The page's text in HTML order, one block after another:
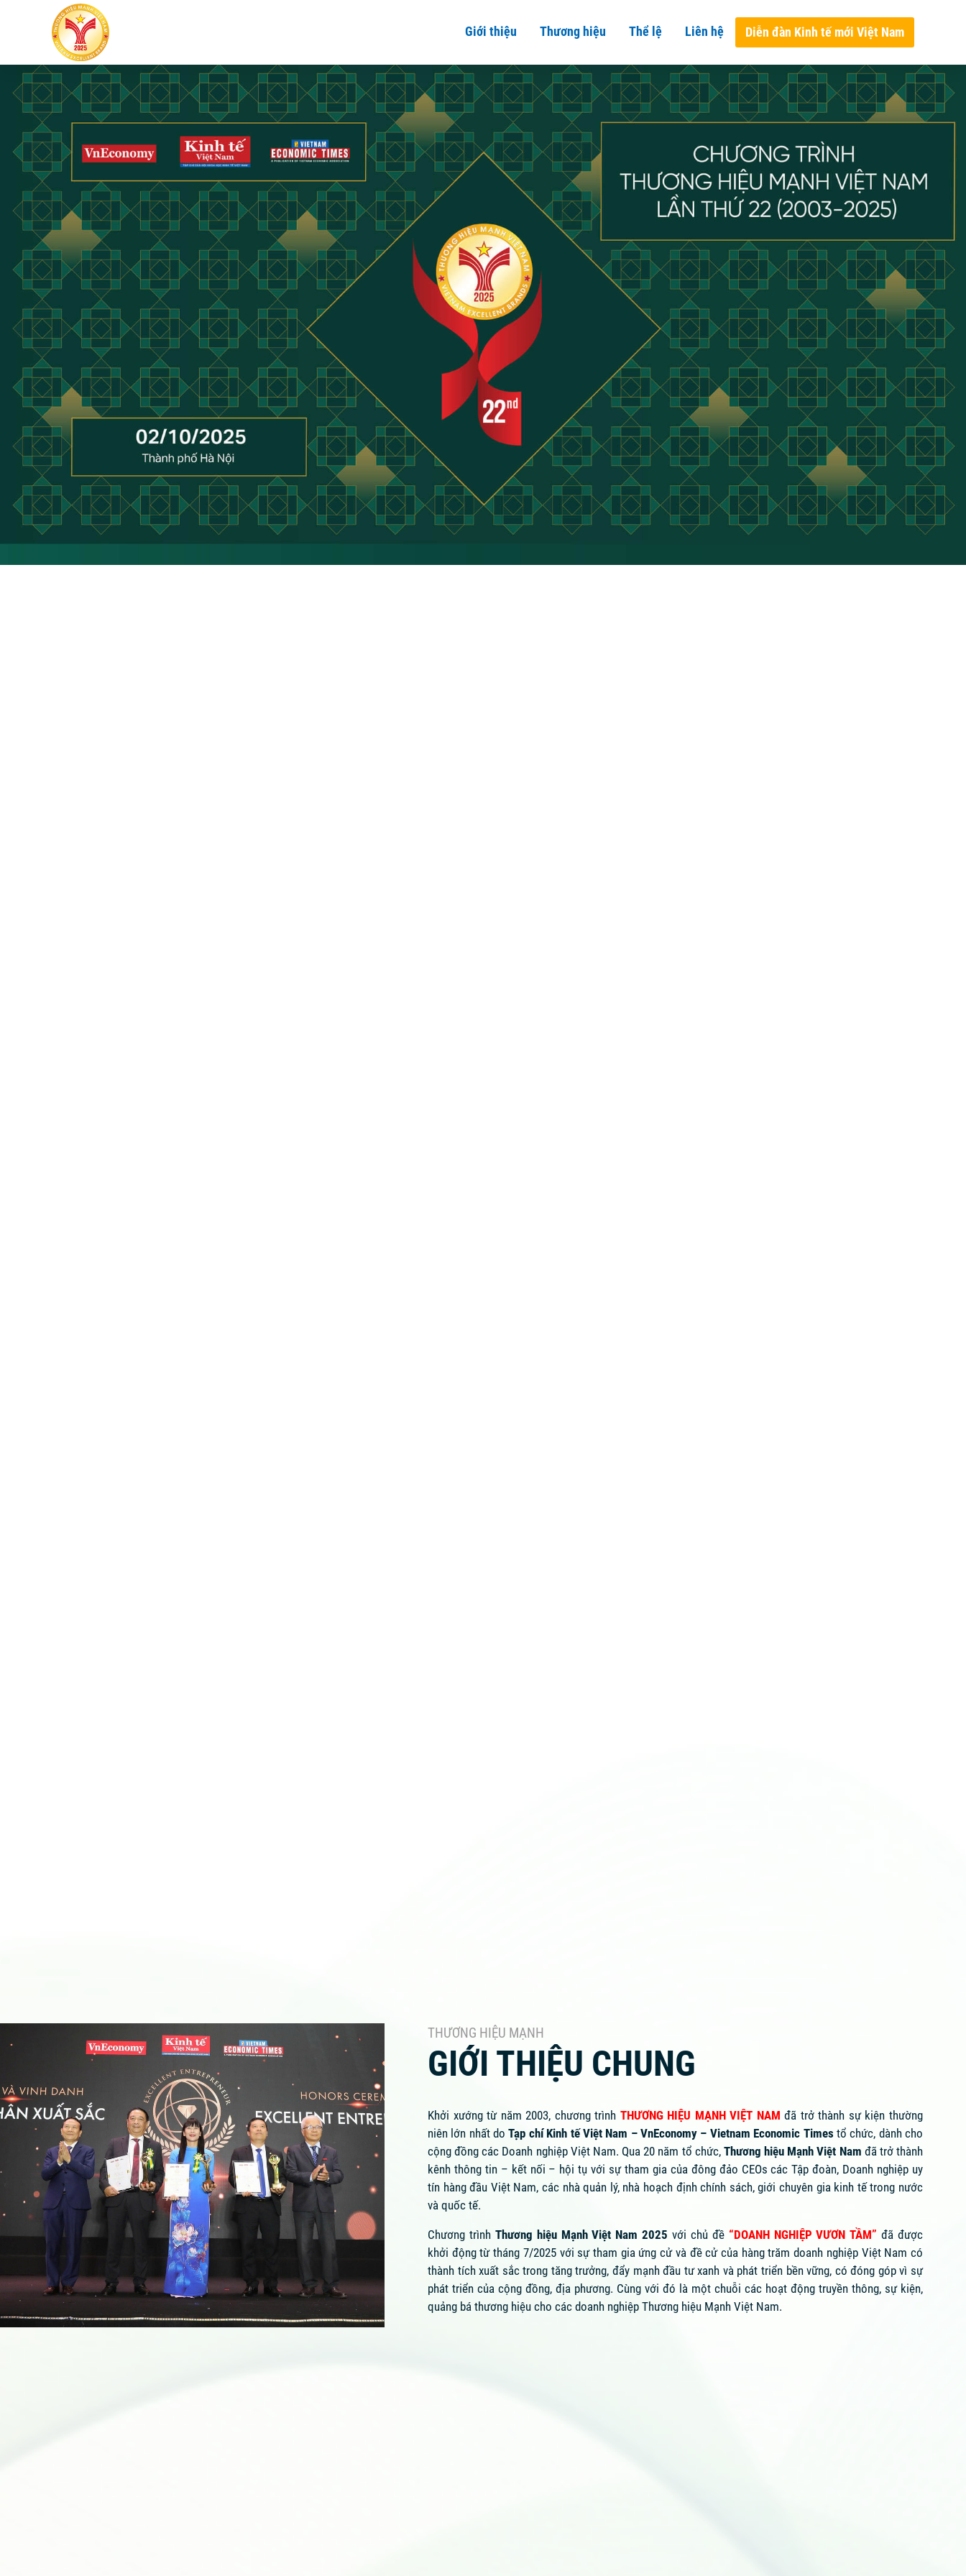
Giới thiệu Thương hiệu Thể lệ Liên hệ Diễn đàn Kinh tế mới Việt Nam
THƯƠNG HIỆU MẠNH
GIỚI THIỆU CHUNG
Khởi xướng từ năm 2003, chương trình THƯƠNG HIỆU MẠNH VIỆT NAM đã trở thành sự kiện thường
niên lớn nhất doTạp chí Kinh tế Việt Nam – VnEconomy – Vietnam Economic Times tổ chức, dành cho
cộng đồng các Doanh nghiệp Việt Nam. Qua 20 năm tổ chức, Thương hiệu Mạnh Việt Nam đã trở thành
kênh thông tin – kết nối – hội tụ với sự tham gia của đông đảo CEOs các Tập đoàn, Doanh nghiệp uy
tín hàng đầu Việt Nam, các nhà quản lý, nhà hoạch định chính sách, giới chuyên gia kinh tế trong nước
và quốc tế.
Chương trình Thương hiệu Mạnh Việt Nam 2025 với chủ đề “DOANH NGHIỆP VƯƠN TẦM” đã được
khởi động từ tháng 7/2025 với sự tham gia ứng cử và đề cử của hàng trăm doanh nghiệp Việt Nam có
thành tích xuất sắc trong tăng trưởng, đẩy mạnh đầu tư xanh và phát triển bền vững, có đóng góp vì sự
phát triển của cộng đồng, địa phương. Cùng với đó là một chuỗi các hoạt động truyền thông, sự kiện,
quảng bá thương hiệu cho các doanh nghiệp Thương hiệu Mạnh Việt Nam.